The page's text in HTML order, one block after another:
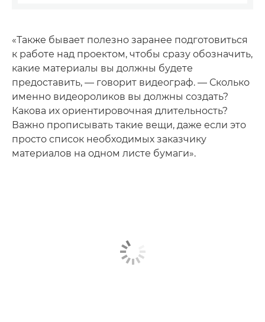
«Также бывает полезно заранее подготовиться
к работе над проектом, чтобы сразу обозначить,
какие материалы вы должны будете
предоставить, — говорит видеограф. — Сколько
именно видеороликов вы должны создать?
Какова их ориентировочная длительность?
Важно прописывать такие вещи, даже если это
просто список необходимых заказчику
материалов на одном листе бумаги».